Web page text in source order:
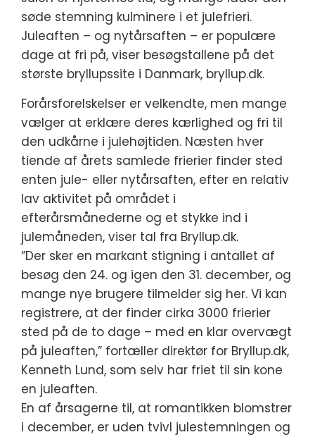
søde stemning kulminere i et julefrieri.
Juleaften – og nytårsaften – er populære
dage at fri på, viser besøgstallene på det
største bryllupssite i Danmark, bryllup.dk.
Forårsforelskelser er velkendte, men mange
vælger at erklære deres kærlighed og fri til
den udkårne i julehøjtiden. Næsten hver
tiende af årets samlede frierier finder sted
enten jule- eller nytårsaften, efter en relativ
lav aktivitet på området i
efterårsmånederne og et stykke ind i
julemåneden, viser tal fra Bryllup.dk.
”Der sker en markant stigning i antallet af
besøg den 24. og igen den 31. december, og
mange nye brugere tilmelder sig her. Vi kan
registrere, at der finder cirka 3000 frierier
sted på de to dage – med en klar overvægt
på juleaften,” fortæller direktør for Bryllup.dk,
Kenneth Lund, som selv har friet til sin kone
en juleaften.
En af årsagerne til, at romantikken blomstrer
i december, er uden tvivl julestemningen og